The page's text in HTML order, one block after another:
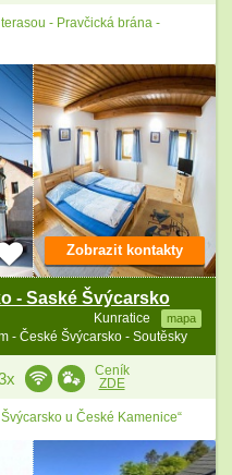
- Pravčická brána -
- Saské Švýcarsko
Kunratice mapa
- České Švýcarsko - Soutěsky
Zobrazit kontakty
Ceník
ZDE
u České Kamenice“